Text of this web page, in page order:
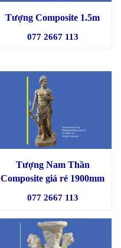
Tượng Composite 1.5m
077 2667 113
Tượng Nam Thần
Composite giá rẻ 1900mm
077 2667 113